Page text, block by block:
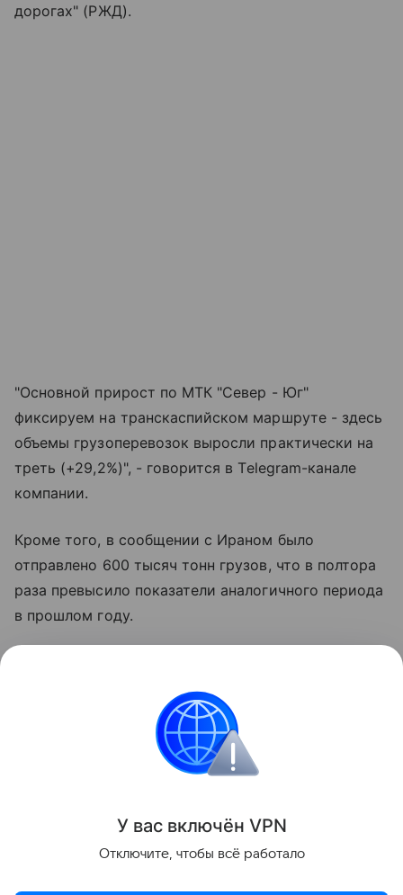
дорогах" (РЖД).
"Основной прирост по МТК "Север - Юг"
фиксируем на транскаспийском маршруте - здесь
объемы грузоперевозок выросли практически на
треть (+29,2%)", - говорится в Telegram-канале
компании.
Кроме того, в сообщении с Ираном было
отправлено 600 тысяч тонн грузов, что в полтора
раза превысило показатели аналогичного периода
в прошлом году.
транзитные перевозки грузов между Беларусью и
Афганистаном и поставки российского зерна,
увеличившиеся на фоне высокого урожая и
конкурентоспособных цен.
Поделиться
У вас включён VPN
Отключите, чтобы всё работало